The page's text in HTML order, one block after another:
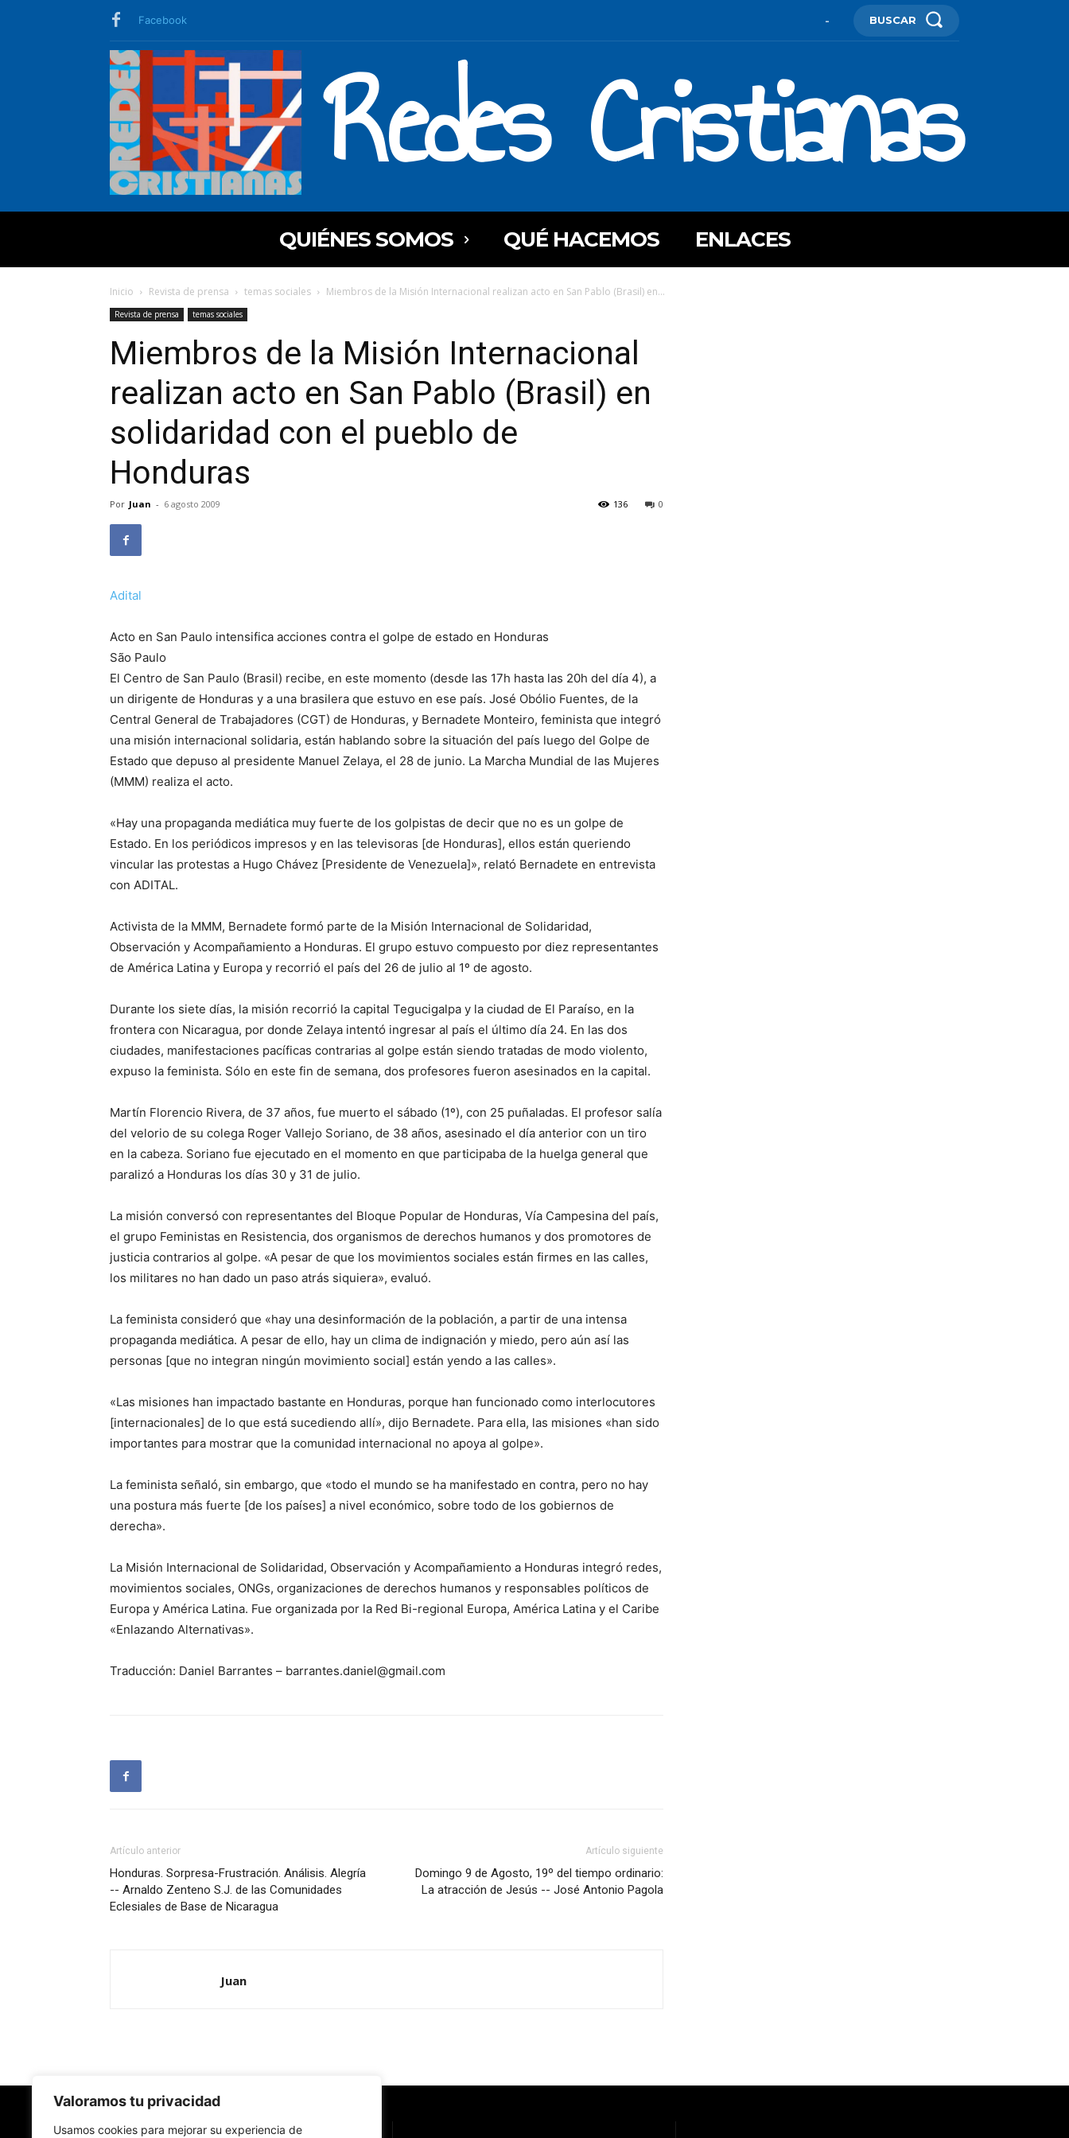
Valoramos tu privacidad
Usamos cookies para mejorar su experiencia de
Facebook - BUSCAR
Redes Cristianas
QUIÉNES SOMOS QUÉ HACEMOS ENLACES
Inicio Revista de prensa temas sociales Miembros de la Misión Internacional realizan acto en San Pablo (Brasil) en...
Revista de prensa temas sociales
Miembros de la Misión Internacional
realizan acto en San Pablo (Brasil) en
solidaridad con el pueblo de
Honduras
Por Juan - 6 agosto 2009 0
136
Adital
Acto en San Paulo intensifica acciones contra el golpe de estado en Honduras
São Paulo
El Centro de San Paulo (Brasil) recibe, en este momento (desde las 17h hasta las 20h del día 4), a
un dirigente de Honduras y a una brasilera que estuvo en ese país. José Obólio Fuentes, de la
Central General de Trabajadores (CGT) de Honduras, y Bernadete Monteiro, feminista que integró
una misión internacional solidaria, están hablando sobre la situación del país luego del Golpe de
Estado que depuso al presidente Manuel Zelaya, el 28 de junio. La Marcha Mundial de las Mujeres
(MMM) realiza el acto.
«Hay una propaganda mediática muy fuerte de los golpistas de decir que no es un golpe de
Estado. En los periódicos impresos y en las televisoras [de Honduras], ellos están queriendo
vincular las protestas a Hugo Chávez [Presidente de Venezuela]», relató Bernadete en entrevista
con ADITAL.
Activista de la MMM, Bernadete formó parte de la Misión Internacional de Solidaridad,
Observación y Acompañamiento a Honduras. El grupo estuvo compuesto por diez representantes
de América Latina y Europa y recorrió el país del 26 de julio al 1º de agosto.
Durante los siete días, la misión recorrió la capital Tegucigalpa y la ciudad de El Paraíso, en la
frontera con Nicaragua, por donde Zelaya intentó ingresar al país el último día 24. En las dos
ciudades, manifestaciones pacíficas contrarias al golpe están siendo tratadas de modo violento,
expuso la feminista. Sólo en este fin de semana, dos profesores fueron asesinados en la capital.
Martín Florencio Rivera, de 37 años, fue muerto el sábado (1º), con 25 puñaladas. El profesor salía
del velorio de su colega Roger Vallejo Soriano, de 38 años, asesinado el día anterior con un tiro
en la cabeza. Soriano fue ejecutado en el momento en que participaba de la huelga general que
paralizó a Honduras los días 30 y 31 de julio.
La misión conversó con representantes del Bloque Popular de Honduras, Vía Campesina del país,
el grupo Feministas en Resistencia, dos organismos de derechos humanos y dos promotores de
justicia contrarios al golpe. «A pesar de que los movimientos sociales están firmes en las calles,
los militares no han dado un paso atrás siquiera», evaluó.
La feminista consideró que «hay una desinformación de la población, a partir de una intensa
propaganda mediática. A pesar de ello, hay un clima de indignación y miedo, pero aún así las
personas [que no integran ningún movimiento social] están yendo a las calles».
«Las misiones han impactado bastante en Honduras, porque han funcionado como interlocutores
[internacionales] de lo que está sucediendo allí», dijo Bernadete. Para ella, las misiones «han sido
importantes para mostrar que la comunidad internacional no apoya al golpe».
La feminista señaló, sin embargo, que «todo el mundo se ha manifestado en contra, pero no hay
una postura más fuerte [de los países] a nivel económico, sobre todo de los gobiernos de
derecha».
La Misión Internacional de Solidaridad, Observación y Acompañamiento a Honduras integró redes,
movimientos sociales, ONGs, organizaciones de derechos humanos y responsables políticos de
Europa y América Latina. Fue organizada por la Red Bi-regional Europa, América Latina y el Caribe
«Enlazando Alternativas».
Traducción: Daniel Barrantes – barrantes.daniel@gmail.com
Artículo anterior
Honduras. Sorpresa-Frustración. Análisis. Alegría
-- Arnaldo Zenteno S.J. de las Comunidades
Eclesiales de Base de Nicaragua
Artículo siguiente
Domingo 9 de Agosto, 19º del tiempo ordinario:
La atracción de Jesús -- José Antonio Pagola
Juan